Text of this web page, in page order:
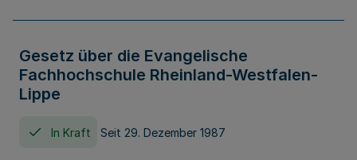
Gesetz über die Evangelische
Fachhochschule Rheinland-Westfalen-
Lippe
In Kraft Seit 29. Dezember 1987